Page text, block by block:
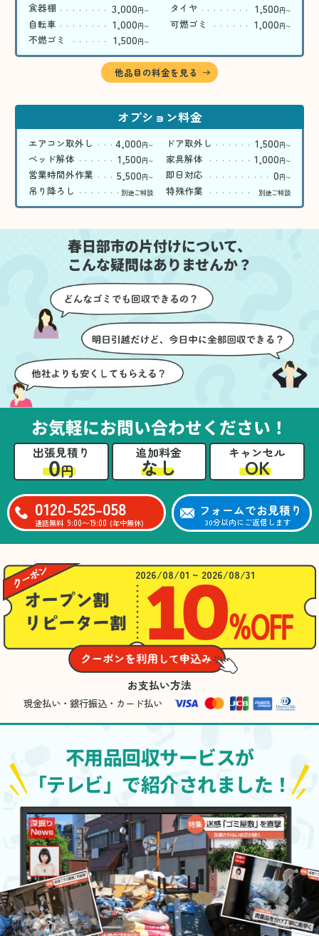
食器棚 3,000円〜 タイヤ 1,500円〜
自転車 1,000円〜 可燃ゴミ 1,000円〜
不燃ゴミ 1,500円〜
他品目の料金を見る
オプション料金
エアコン取外し 4,000円〜 ドア取外し 1,500円〜
ベッド解体 1,500円〜 家具解体 1,000円〜
営業時間外作業 5,500円〜 即日対応 0円〜
吊り降ろし 別途ご相談 特殊作業 別途ご相談
春日部市の片付けについて、
こんな疑問はありませんか？
お気軽にお問い合わせください！
出張見積り
0円
追加料金
なし
キャンセル
OK
0120-525-058
通話無料 9:00〜19:00 (年中無休)
フォームでお見積り
30分以内にご返信します
2026/08/01 ~ 2026/08/31
お支払い方法
現金払い・銀行振込・カード払い
不用品回収サービスが
「テレビ」で紹介されました！